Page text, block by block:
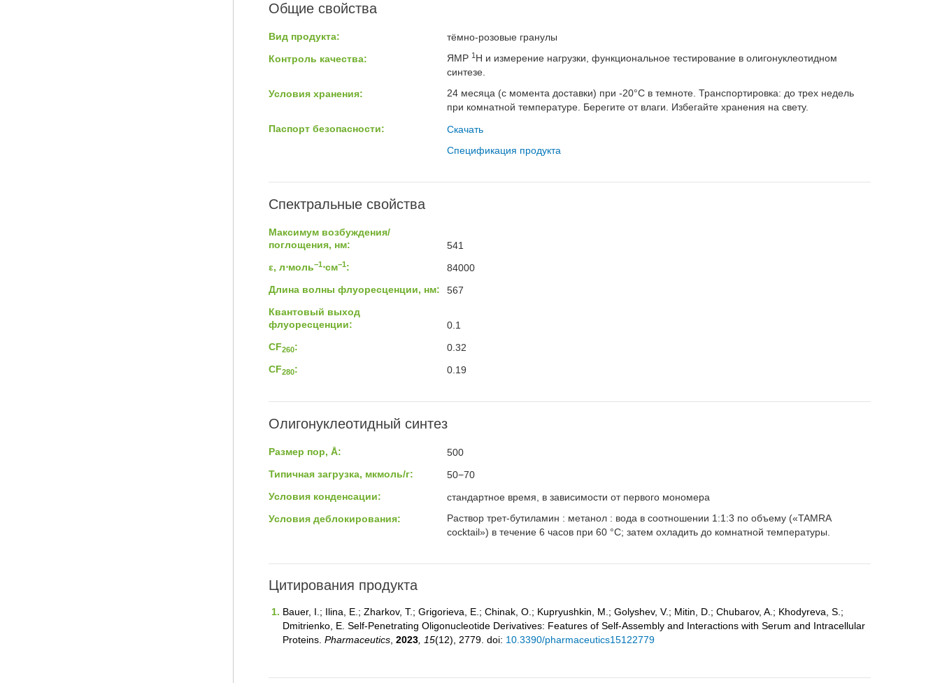
Общие свойства
Вид продукта:
тёмно-розовые гранулы
Контроль качества:
ЯМР 1 H и измерение нагрузки, функциональное тестирование в олигонуклеотидном
синтезе.
Условия хранения:
24 месяца (с момента доставки) при -20°C в темноте. Транспортировка: до трех недель
при комнатной температуре. Берегите от влаги. Избегайте хранения на свету.
Паспорт безопасности:
Скачать
Спецификация продукта
Спектральные свойства
Максимум возбуждения/
поглощения, нм:
541
ε, л⋅моль−1⋅см−1:
84000
Длина волны флуоресценции, нм:
567
Квантовый выход
флуоресценции:
0.1
CF260:
0.32
CF280: 0.19
Олигонуклеотидный синтез
Размер пор, Å:
500
Типичная загрузка, мкмоль/г:
50−70
Условия конденсации:
стандартное время, в зависимости от первого мономера
Условия деблокирования:
Раствор трет-бутиламин : метанол : вода в соотношении 1:1:3 по объему («TAMRA
cocktail») в течение 6 часов при 60 °С; затем охладить до комнатной температуры.
Цитирования продукта
Bauer, I.; Ilina, E.; Zharkov, T.; Grigorieva, E.; Chinak, O.; Kupryushkin, M.; Golyshev, V.; Mitin, D.; Chubarov, A.; Khodyreva, S.;
Dmitrienko, E. Self-Penetrating Oligonucleotide Derivatives: Features of Self-Assembly and Interactions with Serum and Intracellular
Proteins. Pharmaceutics, 2023, 15(12), 2779. doi: 10.3390/pharmaceutics15122779